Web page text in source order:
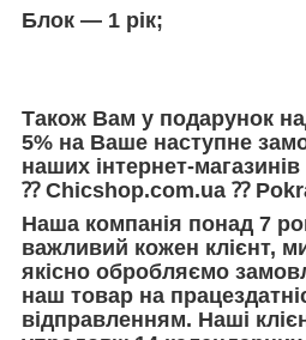
Блок — 1 рік;
Також Вам у подарунок
5% на Ваше наступне
наших інтернет-
⁇ Chicshop.com.ua ⁇
Наша компанія понад 7
важливий кожен клієнт,
якісно обробляємо
наш товар на
відправленням. Наші